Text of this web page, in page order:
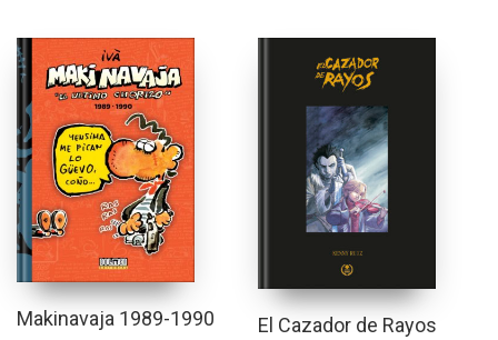
Makinavaja 1989-1990
El Cazador de Rayos